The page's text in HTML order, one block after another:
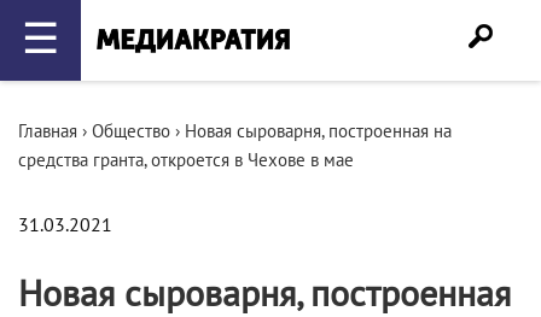
☰
Главная › Общество › Новая сыроварня, построенная на
средства гранта, откроется в Чехове в мае
31.03.2021
Новая сыроварня, построенная